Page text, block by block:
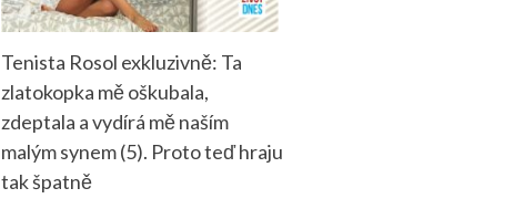
Tenista Rosol exkluzivně: Ta
zlatokopka mě oškubala,
zdeptala a vydírá mě naším
malým synem (5). Proto teď hraju
tak špatně